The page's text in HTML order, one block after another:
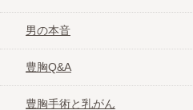
男の本音
豊胸Q&A
豊胸手術と乳がん